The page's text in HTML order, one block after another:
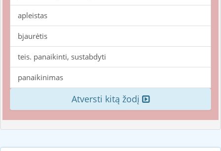
apleistas
bjaurėtis
teis. panaikinti, sustabdyti
panaikinimas
Atversti kitą žodį